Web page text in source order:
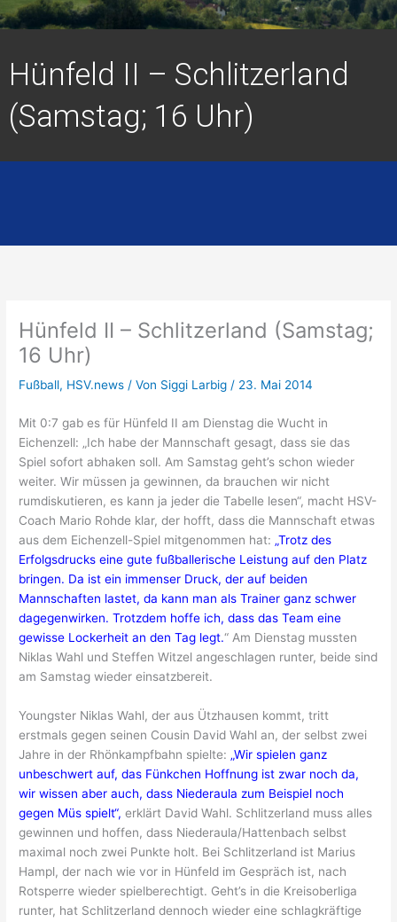
Hünfeld II – Schlitzerland
(Samstag; 16 Uhr)
Hünfeld II – Schlitzerland (Samstag;
16 Uhr)
Fußball, HSV.news / Von Siggi Larbig/ 23. Mai 2014
Mit 0:7 gab es für Hünfeld II am Dienstag die Wucht in
Eichenzell: „Ich habe der Mannschaft gesagt, dass sie das
Spiel sofort abhaken soll. Am Samstag geht’s schon wieder
weiter. Wir müssen ja gewinnen, da brauchen wir nicht
rumdiskutieren, es kann ja jeder die Tabelle lesen“, macht HSV-
Coach Mario Rohde klar, der hofft, dass die Mannschaft etwas
aus dem Eichenzell-Spiel mitgenommen hat: „Trotz des
Erfolgsdrucks eine gute fußballerische Leistung auf den Platz
bringen. Da ist ein immenser Druck, der auf beiden
Mannschaften lastet, da kann man als Trainer ganz schwer
dagegenwirken. Trotzdem hoffe ich, dass das Team eine
gewisse Lockerheit an den Tag legt.“ Am Dienstag mussten
Niklas Wahl und Steffen Witzel angeschlagen runter, beide sind
am Samstag wieder einsatzbereit.
Youngster Niklas Wahl, der aus Ützhausen kommt, tritt
erstmals gegen seinen Cousin David Wahl an, der selbst zwei
Jahre in der Rhönkampfbahn spielte: „Wir spielen ganz
unbeschwert auf, das Fünkchen Hoffnung ist zwar noch da,
wir wissen aber auch, dass Niederaula zum Beispiel noch
gegen Müs spielt“, erklärt David Wahl. Schlitzerland muss alles
gewinnen und hoffen, dass Niederaula/Hattenbach selbst
maximal noch zwei Punkte holt. Bei Schlitzerland ist Marius
Hampl, der nach wie vor in Hünfeld im Gespräch ist, nach
Rotsperre wieder spielberechtigt. Geht’s in die Kreisoberliga
runter, hat Schlitzerland dennoch wieder eine schlagkräftige